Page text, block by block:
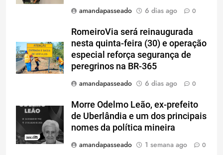
amandapasseado
6 dias ago 0
RomeiroVia será reinaugurada
nesta quinta-feira (30) e operação
especial reforça segurança de
peregrinos na BR-365
amandapasseado
6 dias ago 0
Morre Odelmo Leão, ex-prefeito
de Uberlândia e um dos principais
nomes da política mineira
amandapasseado
1 semana ago 0